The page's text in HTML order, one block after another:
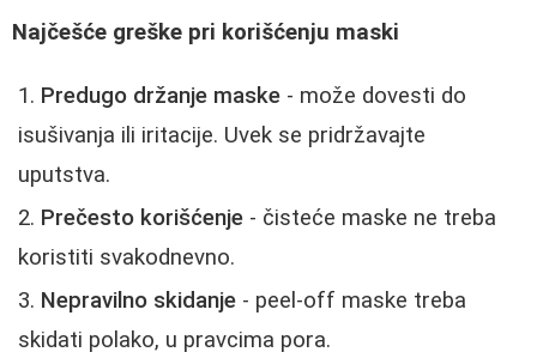
Najčešće greške pri korišćenju maski
Predugo držanje maske - može dovesti do
isušivanja ili iritacije. Uvek se pridržavajte
uputstva.
Prečesto korišćenje - čisteće maske ne treba
koristiti svakodnevno.
Nepravilno skidanje - peel-off maske treba
skidati polako, u pravcima pora.